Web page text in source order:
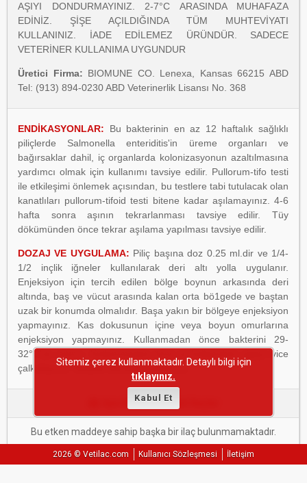
AŞIYI DONDURMAYINIZ. 2-7°C ARASINDA MUHAFAZA
EDİNİZ. ŞİŞE AÇILDIĞINDA TÜM MUHTEVİYATI
KULLANINIZ. İADE EDİLEMEZ ÜRÜNDÜR. SADECE
VETERİNER KULLANIMA UYGUNDUR
Üretici Firma: BIOMUNE CO. Lenexa, Kansas 66215 ABD
Tel: (913) 894-0230 ABD Veterinerlik Lisansı No. 368
ENDİKASYONLAR: Bu bakterinin en az 12 haftalık sağlıklı
piliçlerde Salmonella enteriditis'in üreme organları ve
bağırsaklar dahil, iç organlarda kolonizasyonun azaltılmasına
yardımcı olmak için kullanımı tavsiye edilir. Pullorum-tifo testi
ile etkileşimi önlemek açısından, bu testlere tabi tutulacak olan
kanatlıları pullorum-tifoid testi bitene kadar aşılamayınız. 4-6
hafta sonra aşının tekrarlanması tavsiye edilir. Tüy
dökümünden önce tekrar aşılama yapılması tavsiye edilir.
DOZAJ VE UYGULAMA: Piliç başına doz 0.25 ml.dir ve 1/4-
1/2 inçlik iğneler kullanılarak deri altı yolla uygulanır.
Enjeksiyon için tercih edilen bölge boynun arkasında deri
altında, baş ve vücut arasında kalan orta bö1gede ve baştan
uzak bir konumda olmalıdır. Başa yakın bir bölgeye enjeksiyon
yapmayınız. Kas dokusunun içine veya boyun omurlarına
enjeksiyon yapmayınız. Kullanmadan önce bakterini 29-
32°C'ye ısıtınız. Kullanımadan önce ve kullanırken şişeyi iyice
çalkalayınız. Aseptik teknikler kullanınız.
Aynı Etken Maddeli İlaçlar
Bu etken maddeye sahip başka bir ilaç bulunmamaktadır.
2026 © Vetilac.com Kullanıcı Sözleşmesi İletişim
Sitemiz çerez kullanmaktadır. Detaylı bilgi için
tıklayınız.
Kabul Et